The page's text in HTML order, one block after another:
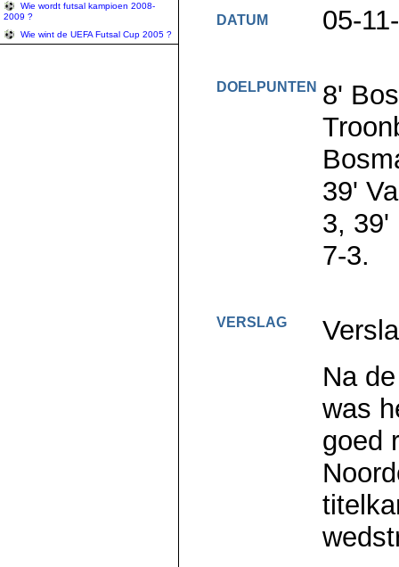
Wie wordt futsal kampioen 2008-
2009 ?
Wie wint de UEFA Futsal Cup 2005 ?
DATUM 05-
DOELPUNTEN 8'
39'
3, 39'
7-3.
VERSLAG
Na
was
goed